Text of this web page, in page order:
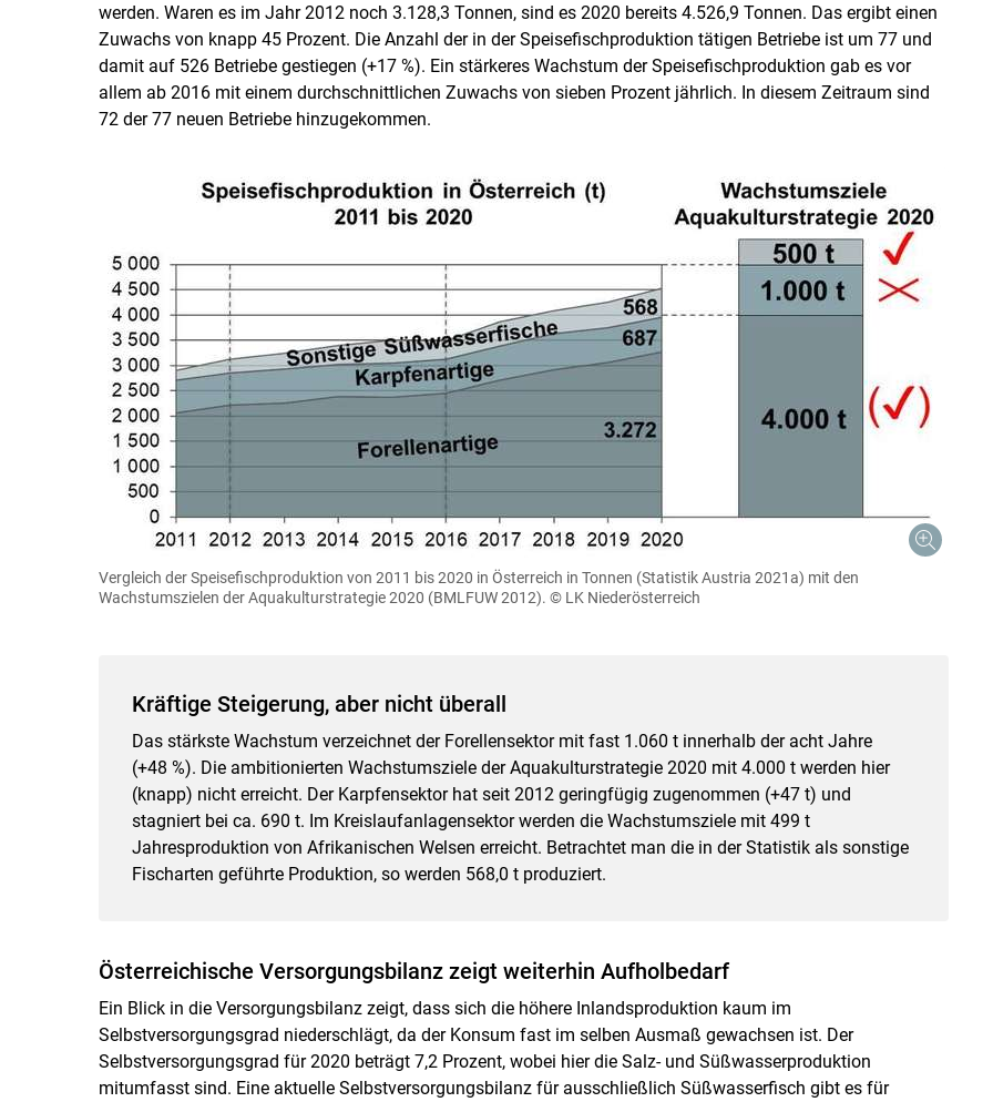
werden. Waren es im Jahr 2012 noch 3.128,3 Tonnen, sind es 2020 bereits 4.526,9 Tonnen. Das ergibt einen
Zuwachs von knapp 45 Prozent. Die Anzahl der in der Speisefischproduktion tätigen Betriebe ist um 77 und
damit auf 526 Betriebe gestiegen (+17 %). Ein stärkeres Wachstum der Speisefischproduktion gab es vor
allem ab 2016 mit einem durchschnittlichen Zuwachs von sieben Prozent jährlich. In diesem Zeitraum sind
72 der 77 neuen Betriebe hinzugekommen.
Vergleich der Speisefischproduktion von 2011 bis 2020 in Österreich in Tonnen (Statistik Austria 2021a) mit den
Wachstumszielen der Aquakulturstrategie 2020 (BMLFUW 2012). © LK Niederösterreich
Kräftige Steigerung, aber nicht überall
Das stärkste Wachstum verzeichnet der Forellensektor mit fast 1.060 t innerhalb der acht Jahre
(+48 %). Die ambitionierten Wachstumsziele der Aquakulturstrategie 2020 mit 4.000 t werden hier
(knapp) nicht erreicht. Der Karpfensektor hat seit 2012 geringfügig zugenommen (+47 t) und
stagniert bei ca. 690 t. Im Kreislaufanlagensektor werden die Wachstumsziele mit 499 t
Jahresproduktion von Afrikanischen Welsen erreicht. Betrachtet man die in der Statistik als sonstige
Fischarten geführte Produktion, so werden 568,0 t produziert.
Österreichische Versorgungsbilanz zeigt weiterhin Aufholbedarf
Ein Blick in die Versorgungsbilanz zeigt, dass sich die höhere Inlandsproduktion kaum im
Selbstversorgungsgrad niederschlägt, da der Konsum fast im selben Ausmaß gewachsen ist. Der
Selbstversorgungsgrad für 2020 beträgt 7,2 Prozent, wobei hier die Salz- und Süßwasserproduktion
mitumfasst sind. Eine aktuelle Selbstversorgungsbilanz für ausschließlich Süßwasserfisch gibt es für